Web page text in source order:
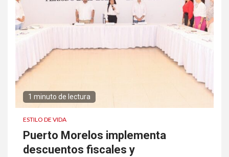
1 minuto de lectura
ESTILO DE VIDA
Puerto Morelos implementa
descuentos fiscales y